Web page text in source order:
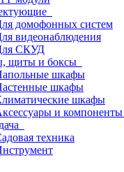
домофонных систем
видеонаблюдения
СКУД
щиты и боксы
шкафы
шкафы
шкафы
и
техника